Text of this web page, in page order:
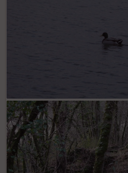
solitaire sur le Lac de